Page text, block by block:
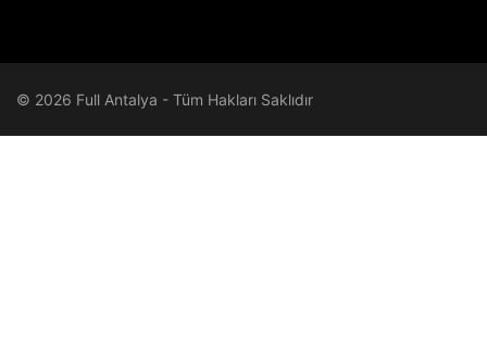
© 2026 Full Antalya - Tüm Hakları Saklıdır